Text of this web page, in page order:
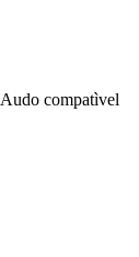
compatìvel